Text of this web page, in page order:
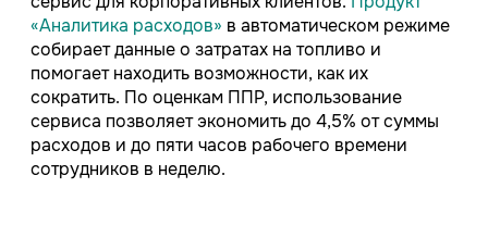
«Аналитика расходов» в автоматическом режиме
собирает данные о затратах на топливо и
помогает находить возможности, как их
сократить. По оценкам ППР, использование
сервиса позволяет экономить до 4,5% от суммы
расходов и до пяти часов рабочего времени
сотрудников в неделю.